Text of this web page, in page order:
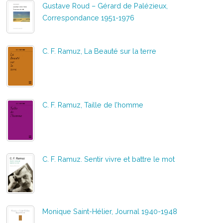
Gustave Roud – Gérard de Palézieux,
Correspondance 1951-1976
C. F. Ramuz, La Beauté sur la terre
C. F. Ramuz, Taille de l’homme
C. F. Ramuz. Sentir vivre et battre le mot
Monique Saint-Hélier, Journal 1940-1948